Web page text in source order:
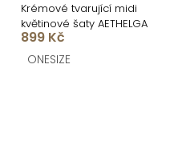
Krémové tvarující midi
květinové šaty AETHELGA
899 Kč
ONESIZE